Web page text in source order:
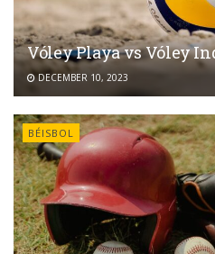
Vóley Playa vs Vóley
DECEMBER 10, 2023
BÉISBOL